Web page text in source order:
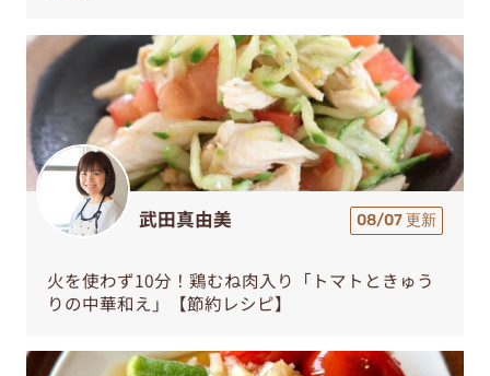
武田真由美 08/07 更新
火を使わず10分！鶏むね肉入り「トマトときゅう
りの中華和え」【節約レシピ】